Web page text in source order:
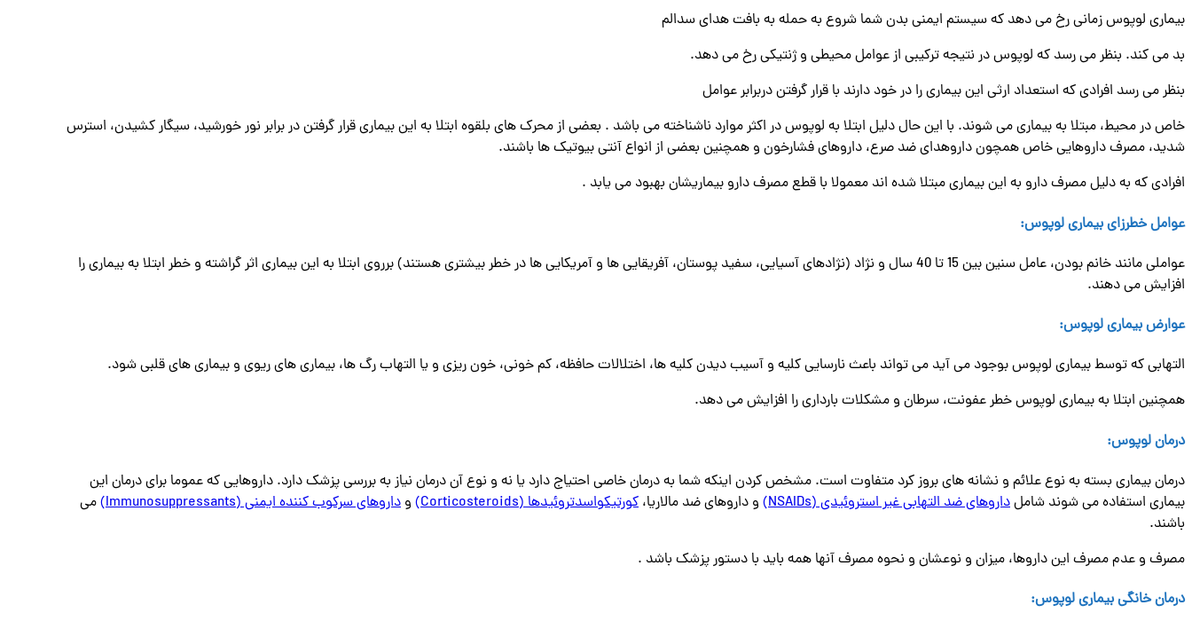
بیماری لوپوس زمانی رخ می دهد که سیستم ایمنی بدن شما شروع به حمله به بافت هدای سدالم
بد می کند. بنظر می رسد که لوپوس در نتیجه ترکیبی از عوامل محیطی و ژنتیکی رخ می دهد.
بنظر می رسد افرادی که استعداد ارثی این بیماری را در خود دارند با قرار گرفتن دربرابر عوامل
خاص در محیط، مبتلا به بیماری می شوند. با این حال دلیل ابتلا به لوپوس در اکثر موارد ناشناخته می باشد . بعضی از محرک های بلقوه ابتلا به این بیماری قرار گرفتن در برابر نور خورشید، سیگار کشیدن، استرس
شدید، مصرف داروهایی خاص همچون داروهدای ضد صرع، داروهای فشارخون و همچنین بعضی از انواع آنتی بیوتیک ها باشند.
افرادی که به دلیل مصرف دارو به این بیماری مبتلا شده اند معمولا با قطع مصرف دارو بیماریشان بهبود می یابد .
عوامل خطرزای بیماری لوپوس:
عواملی مانند خانم بودن، عامل سنین بین 15 تا 40 سال و نژاد (نژادهای آسیایی، سفید پوستان، آفریقایی ها و آمریکایی ها در خطر بیشتری هستند) برروی ابتلا به این بیماری اثر گراشته و خطر ابتلا به بیماری را
افزایش می دهند.
عوارض بیماری لوپوس:
التهابی که توسط بیماری لوپوس بوجود می آید می تواند باعث نارسایی کلیه و آسیب دیدن کلیه ها، اختلالات حافظه، کم خونی، خون ریزی و یا التهاب رگ ها، بیماری های ریوی و بیماری های قلبی شود.
همچنین ابتلا به بیماری لوپوس خطر عفونت، سرطان و مشکلات بارداری را افزایش می دهد.
درمان لوپوس:
درمان بیماری بسته به نوع علائم و نشانه های بروز کرد متفاوت است. مشخص کردن اینکه شما به درمان خاصی احتیاج دارد یا نه و نوع آن درمان نیاز به بررسی پزشک دارد. داروهایی که عموما برای درمان این
بیماری استفاده می شوند شاملداروهای ضد التهابی غیر استروئیدی (NSAIDs) و داروهای ضد مالاریا، کورتیکواسدتروئیدها (Corticosteroids) و داروهای سرکوب کننده ایمنی (Immunosuppressants)
می
باشند.
مصرف و عدم مصرف این داروها، میزان و نوعشان و نحوه مصرف آنها همه باید با دستور پزشک باشد .
درمان خانگی بیماری لوپوس: